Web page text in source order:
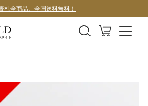
デザインサンプル1案100円